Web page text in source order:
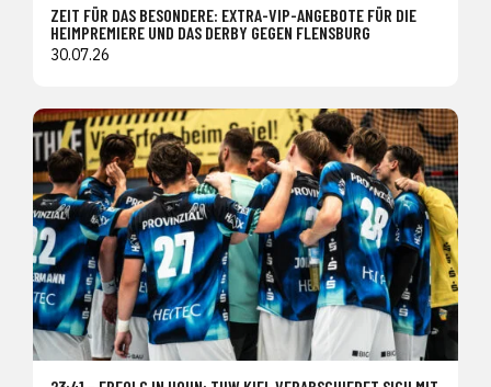
ZEIT FÜR DAS BESONDERE: EXTRA-VIP-ANGEBOTE FÜR DIE
HEIMPREMIERE UND DAS DERBY GEGEN FLENSBURG
30.07.26